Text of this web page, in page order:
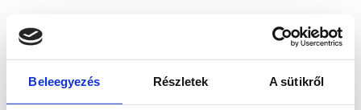
Beleegyezés Részletek A sütikről